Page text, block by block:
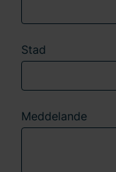
Stad
Meddelande